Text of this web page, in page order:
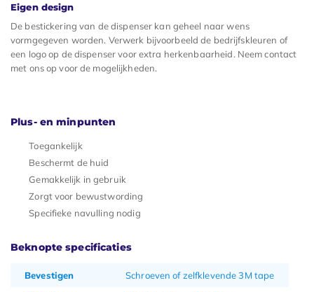
Eigen design
De bestickering van de dispenser kan geheel naar wens
vormgegeven worden. Verwerk bijvoorbeeld de bedrijfskleuren of
een logo op de dispenser voor extra herkenbaarheid. Neem contact
met ons op voor de mogelijkheden.
Plus- en minpunten
Toegankelijk
Beschermt de huid
Gemakkelijk in gebruik
Zorgt voor bewustwording
Specifieke navulling nodig
Beknopte specificaties
Bevestigen Schroeven of zelfklevende 3M tape